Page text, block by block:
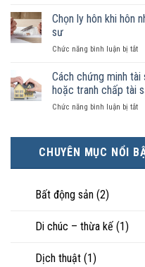
làtài
như
tế
hơn
Chọn ly hôn khi hôn
sư
Chức năng bình luận bị tắtở
ly
Cách chứng minh tài
hoặc tranh chấp tài
Chức năng bình luận bị tắtở
tài
CHUYÊN MỤC NỔI
Bất động sản (2)
Di chúc – thừa kế (1)
Dịch thuật (1)